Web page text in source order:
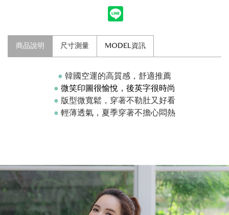
商品說明 尺寸測量 MODEL資訊
● 韓國空運的高質感，舒適推薦
● 微笑印圖很愉悅，後英字很時尚
● 版型微寬鬆，穿著不勒肚又好看
● 輕薄透氣，夏季穿著不擔心悶熱